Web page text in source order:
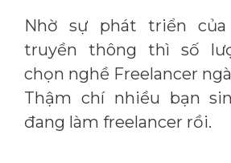
Nhờ sự phát triển của
truyền thông thì số
chọn nghề Freelancer
Thậm chí nhiều bạn
đang làm freelancer rồi.